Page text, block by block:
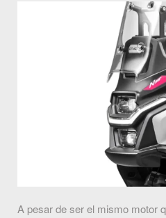
A pesar de ser el mismo motor